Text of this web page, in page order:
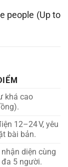
people (Up to
khá cao
12–24 V, yêu
bài bản.
diện cùng
5 người.